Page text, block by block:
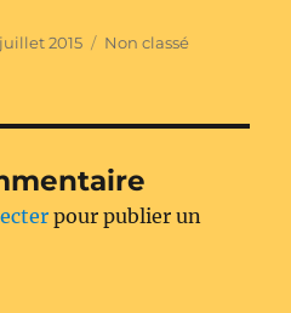
2015 Catégories
Non classé
pour publier un